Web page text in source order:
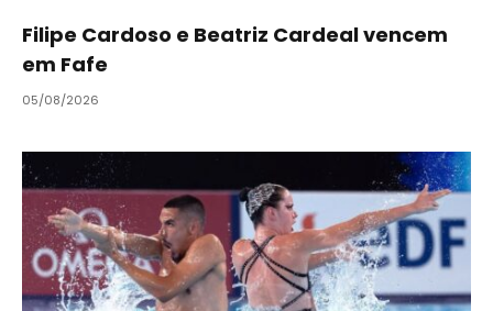
Filipe Cardoso e Beatriz Cardeal vencem
em Fafe
05/08/2026